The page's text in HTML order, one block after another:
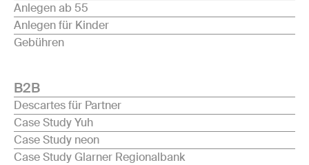
Anlegen ab 55
Anlegen für Kinder
Gebühren
B2B
Descartes für Partner
Case Study Yuh
Case Study neon
Case Study Glarner Regionalbank